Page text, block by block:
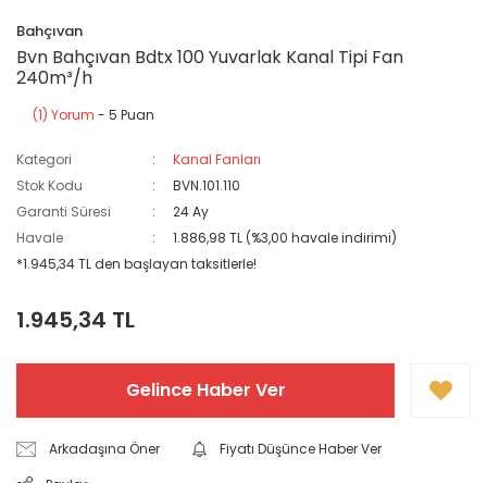
Bahçıvan
Bvn Bahçıvan Bdtx 100 Yuvarlak Kanal Tipi Fan
240m³/h
(1) Yorum - 5 Puan
Kategori
Kanal Fanları
Stok Kodu
BVN.101.110
Garanti Süresi
24 Ay
Havale
1.886,98 TL (%3,00 havale indirimi)
*1.945,34 TL den başlayan taksitlerle!
1.945,34 TL
Gelince Haber Ver
Arkadaşına Öner
Fiyatı Düşünce Haber Ver